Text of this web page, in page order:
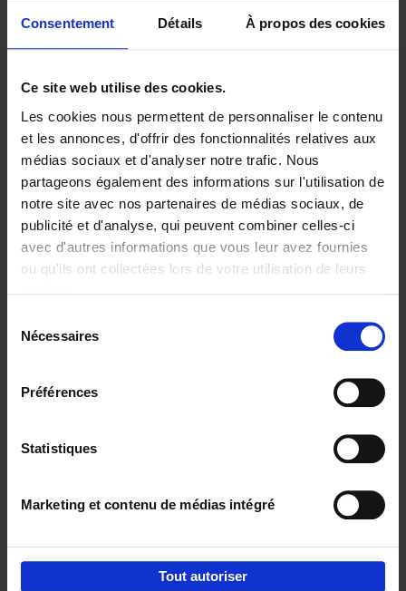
Consentement Détails À propos des cookies
Ce site web utilise des cookies.
Les cookies nous permettent de personnaliser le contenu
et les annonces, d'offrir des fonctionnalités relatives aux
médias sociaux et d'analyser notre trafic. Nous
partageons également des informations sur l'utilisation de
notre site avec nos partenaires de médias sociaux, de
publicité et d'analyse, qui peuvent combiner celles-ci
avec d'autres informations que vous leur avez fournies
ou qu'ils ont collectées lors de votre utilisation de leurs
Nécessaires
Préférences
Statistiques
Marketing et contenu de médias intégré
Tout autoriser
Building Bonds = Building
Business
Jochen Roef Jozefien De Feyter
Carolien Boom
Couverture souple
2025 200
€29,99
Digital marketing like a PRO -
completely revised edition (EN)